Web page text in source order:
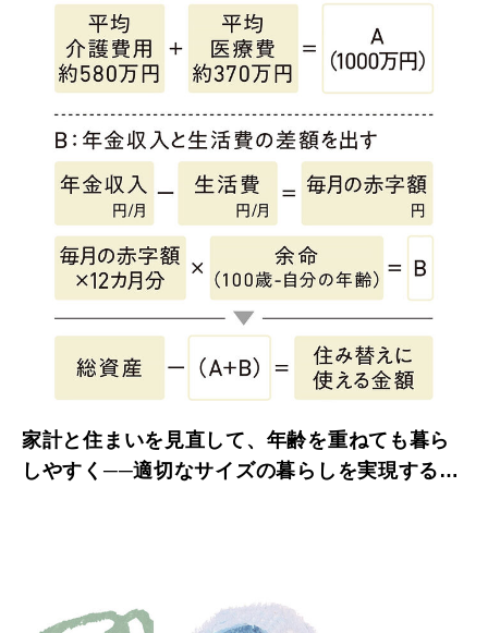
家計と住まいを見直して、年齢を重ねても暮ら
しやすく──適切なサイズの暮らしを実現するた